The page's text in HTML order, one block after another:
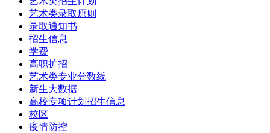
艺术类录取原则
录取通知书
招生信息
学费
高职扩招
艺术类专业分数线
新生大数据
高校专项计划招生信息
校区
疫情防控